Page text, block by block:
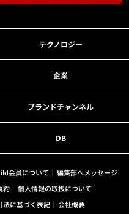
テクノロジー
企業
ブランドチャンネル
DB
会員について
編集部へメッセージ
約
個人情報の取扱について
法に基づく表記
会社概要